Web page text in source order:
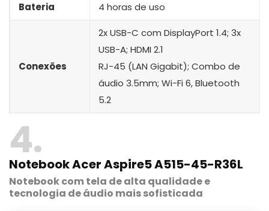
Bateria 4 horas de uso
Conexões
2x USB-C com DisplayPort 1.4; 3x
USB-A; HDMI 2.1
RJ-45 (LAN Gigabit); Combo de
áudio 3.5mm; Wi-Fi 6, Bluetooth
5.2
4
Notebook Acer Aspire5 A515-45-R36L
Notebook com tela de alta qualidade e
tecnologia de áudio mais sofisticada